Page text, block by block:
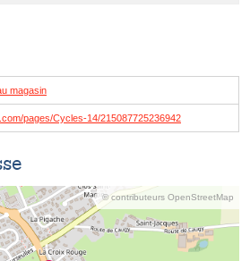
magasin
pages/Cycles-14/215087725236942
© contributeurs OpenStreetMap